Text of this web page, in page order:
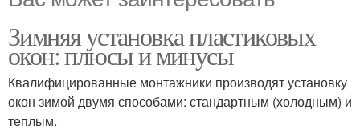
Зимняя установка пластиковых
окон: плюсы и минусы
Квалифицированные монтажники производят установку
окон зимой двумя способами: стандартным (холодным) и
теплым.